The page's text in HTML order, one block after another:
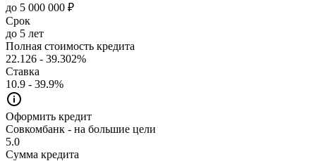
до 5 000 000 ₽
Срок
до 5 лет
Полная стоимость кредита
22.126 - 39.302%
Ставка
10.9 - 39.9%
Оформить кредит
Совкомбанк - на большие цели
5.0
Сумма кредита